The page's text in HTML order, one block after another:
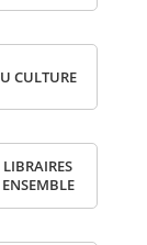
U CULTURE
LIBRAIRES
ENSEMBLE